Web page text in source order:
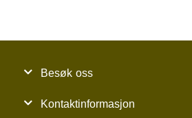
Besøk oss
Kontaktinformasjon